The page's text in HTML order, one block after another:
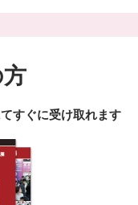
すぐに受け取れます